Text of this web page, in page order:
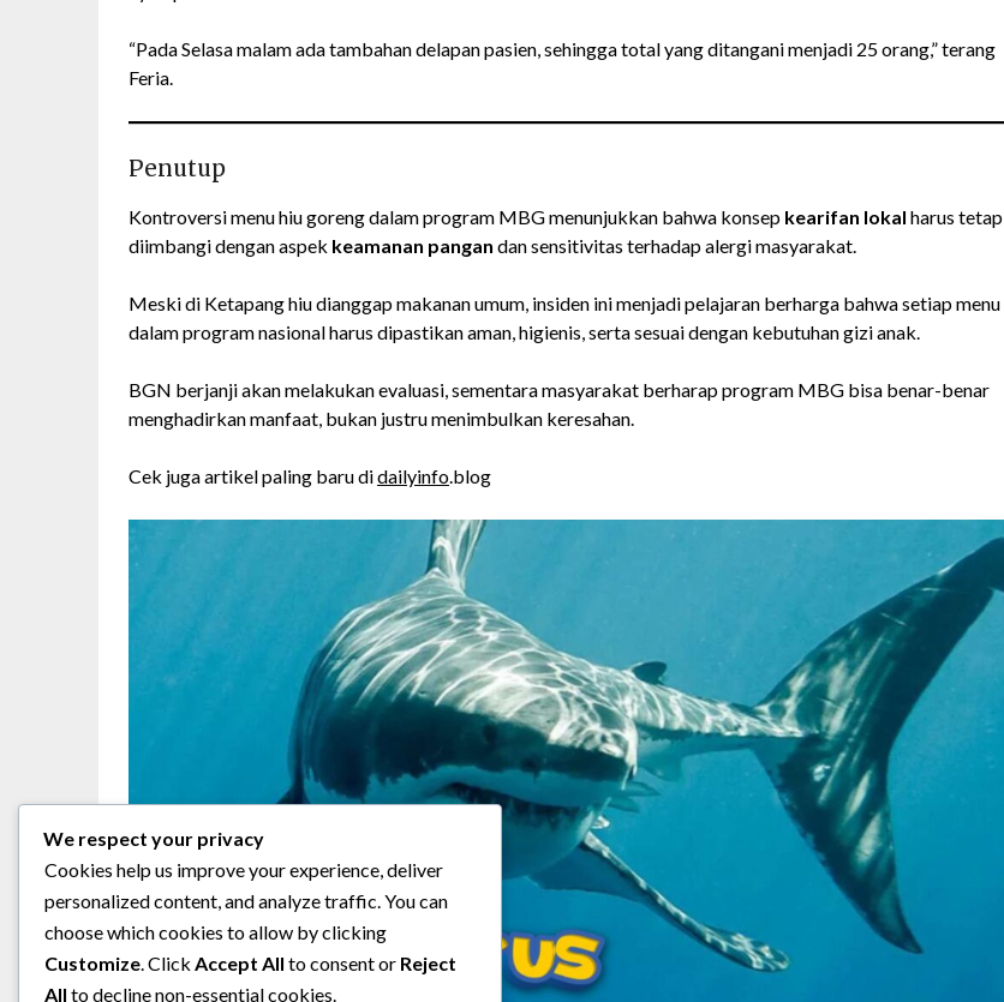
“Pada Selasa malam ada tambahan delapan pasien, sehingga total yang ditangani menjadi 25 orang,” terang
Feria.
Penutup
Kontroversi menu hiu goreng dalam program MBG menunjukkan bahwa konsep kearifan lokal harus tetap
diimbangi dengan aspek keamanan pangan dan sensitivitas terhadap alergi masyarakat.
Meski di Ketapang hiu dianggap makanan umum, insiden ini menjadi pelajaran berharga bahwa setiap menu
dalam program nasional harus dipastikan aman, higienis, serta sesuai dengan kebutuhan gizi anak.
BGN berjanji akan melakukan evaluasi, sementara masyarakat berharap program MBG bisa benar-benar
menghadirkan manfaat, bukan justru menimbulkan keresahan.
Cek juga artikel paling baru didailyinfo.blog
We respect your privacy
Cookies help us improve your experience, deliver
personalized content, and analyze traffic. You can
choose which cookies to allow by clicking
Customize. Click Accept All to consent or Reject
All to decline non-essential cookies.